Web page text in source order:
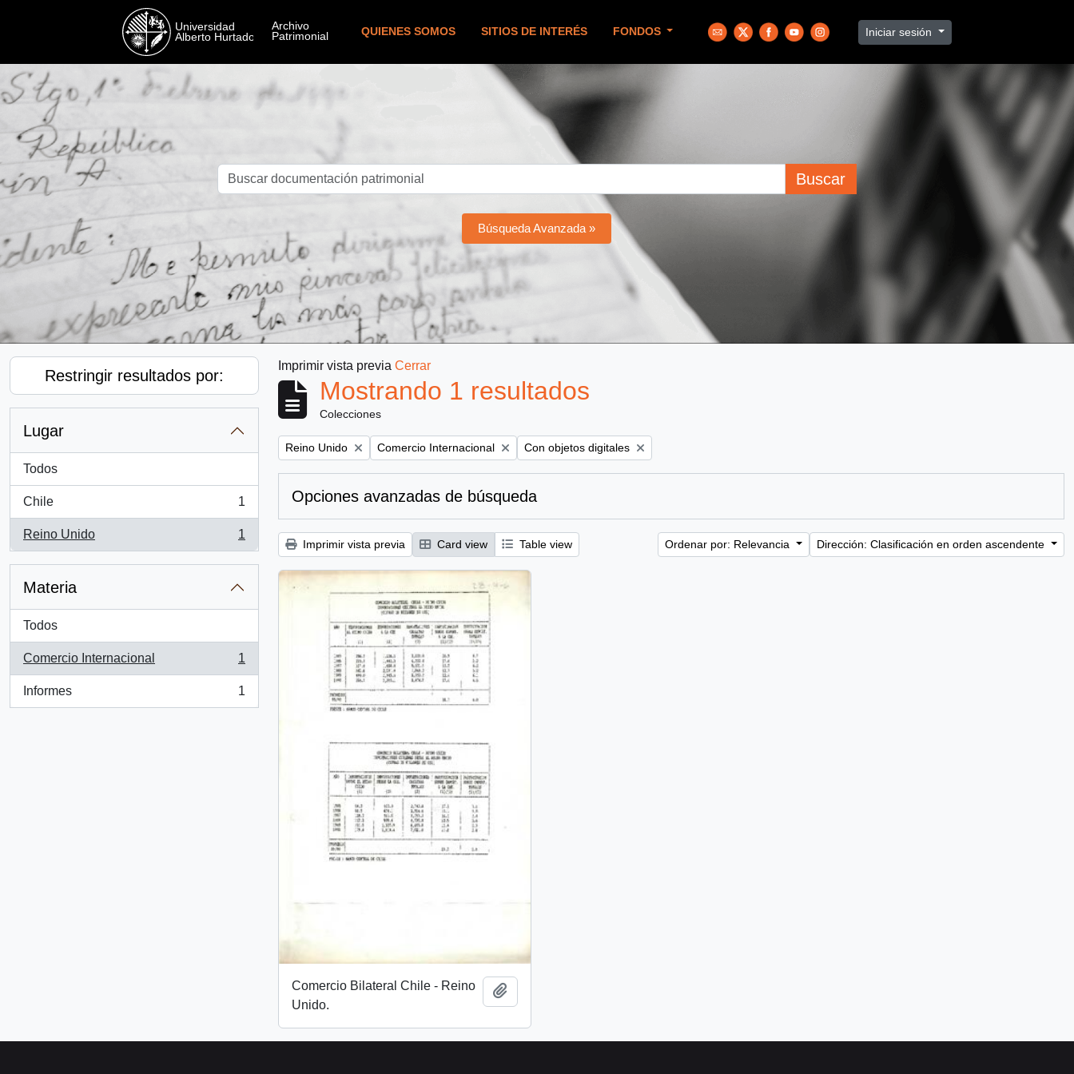
QUIENES SOMOS SITIOS DE INTERÉS FONDOS Iniciar sesión
Buscar
Búsqueda Avanzada »
Restringir resultados por:
Lugar
Todos
Chile
, 1 resultados
1
Reino Unido
, 1 resultados
1
Materia
Todos
Comercio Internacional
, 1 resultados
1
Informes
, 1 resultados
1
Imprimir vista previa Cerrar
Mostrando 1 resultados
Colecciones
Remove filter:
Reino Unido Remove filter:
Comercio Internacional Remove filter:
Con objetos digitales
Opciones avanzadas de búsqueda
Imprimir vista previa Card view Table view Ordenar por: Relevancia Dirección: Clasificación en orden ascendente
Comercio Bilateral Chile - Reino
Unido.